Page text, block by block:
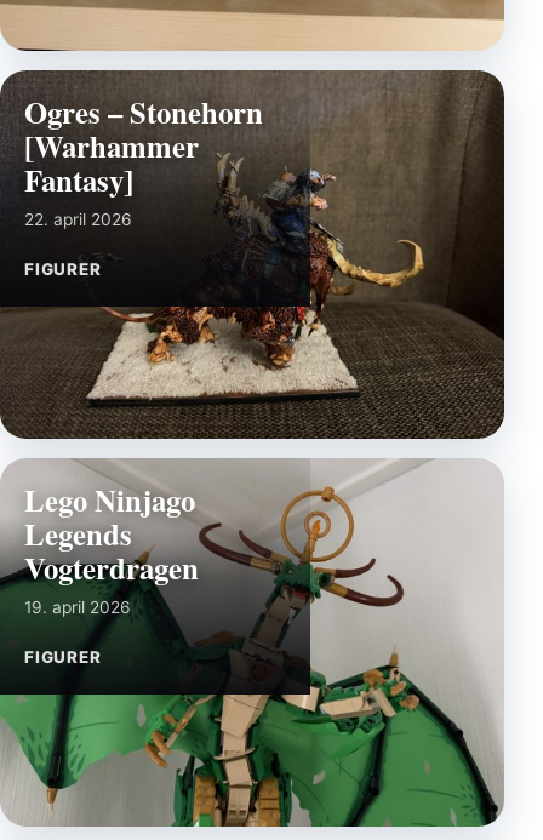
Ogres – Stonehorn
[Warhammer
Fantasy]
22. april 2026
FIGURER
Lego Ninjago
Legends
Vogterdragen
19. april 2026
FIGURER